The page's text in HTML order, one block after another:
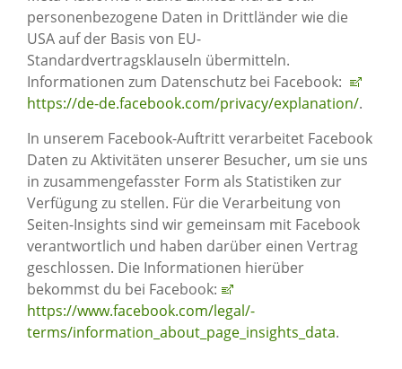
personenbezogene Daten in Drittländer wie die
USA auf der Basis von EU-
Standardvertragsklauseln übermitteln.
Informationen zum Datenschutz bei Facebook:
https://de-de.facebook.com/­privacy/explanation/.
In unserem Facebook-Auftritt verarbeitet Facebook
Daten zu Aktivitäten unserer Besucher, um sie uns
in zusammengefasster Form als Statistiken zur
Verfügung zu stellen. Für die Verarbeitung von
Seiten-Insights sind wir gemeinsam mit Facebook
verantwortlich und haben darüber einen Vertrag
geschlossen. Die Informationen hierüber
bekommst du bei Facebook:
https://www.facebook.com/legal/­
terms/information_about_­page_insights_data.